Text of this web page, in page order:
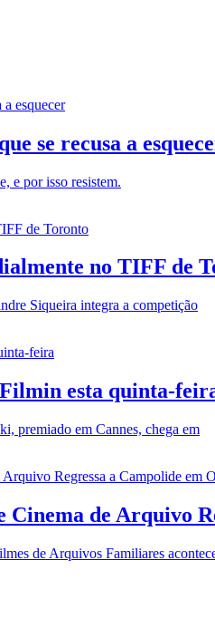
se recusa a
e por isso resistem.
no TIFF de
Siqueira integra a competição
esta quinta-
premiado em Cannes, chega em
Cinema de Arquivo
de Arquivos Familiares